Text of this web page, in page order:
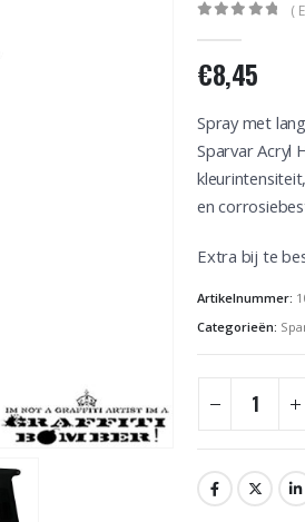
(
€8,45
Spray met
Sparvar Acryl
en
Extra bij te
Artikelnummer:
Categorieën: